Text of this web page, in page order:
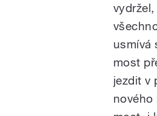
usmívá
most
jezdit v
nového